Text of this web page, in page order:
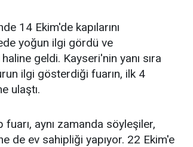
14 Ekim'de kapılarını
yoğun ilgi gördü ve
geldi. Kayseri'nin yanı sıra
ilgi gösterdiği fuarın, ilk 4
ulaştı.
fuarı, aynı zamanda söyleşiler,
de ev sahipliği yapıyor. 22 Ekim'e